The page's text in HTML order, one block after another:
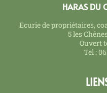
HARAS DU
Ecurie de propriétaires,
5 les
Ouvert
Tel :